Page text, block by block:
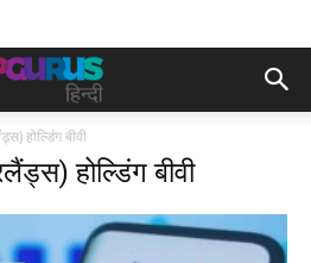
होल्डिंग बीवी
होल्डिंग बीवी